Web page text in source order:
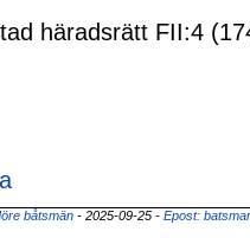
häradsrätt FII:4
båtsmän - 2025-09-25 - Epost: